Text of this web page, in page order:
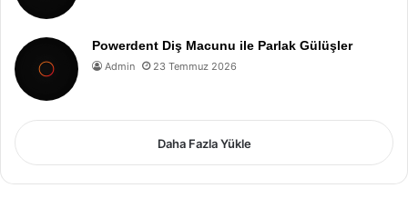
Powerdent Diş Macunu ile Parlak Gülüşler
Admin 23 Temmuz 2026
Daha Fazla Yükle